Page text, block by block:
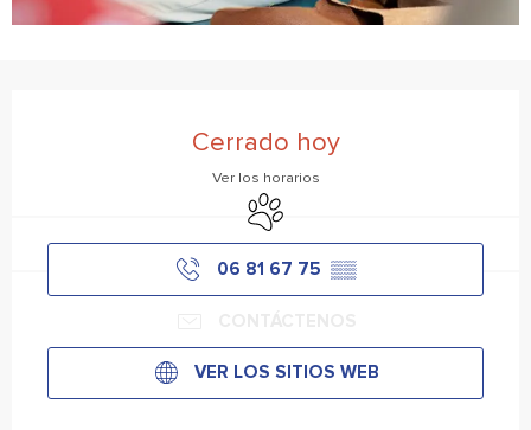
Cerrado hoy
Ver los horarios
Se aceptan animales
06 81 67 75 ▒▒
VER LOS SITIOS WEB